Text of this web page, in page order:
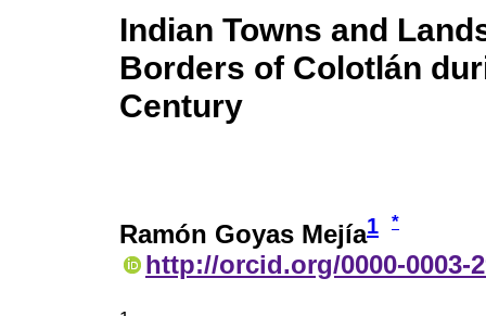
Indian Towns and
Borders of Colotlán
Century
Ramón Goyas Mejía1 *
http://orcid.org/0000-0003-